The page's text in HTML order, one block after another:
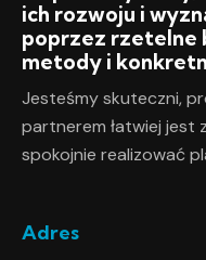
ich rozwoju i
poprzez rzetelne
metody i
Jesteśmy skuteczni,
partnerem łatwiej jest
spokojnie realizować
Adres